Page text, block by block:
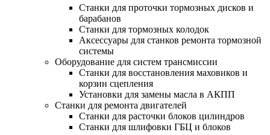
Станки для проточки тормозных дисков и
барабанов
Станки для тормозных колодок
Аксессуары для станков ремонта тормозной
системы
Оборудование для систем трансмиссии
Станки для восстановления маховиков и
корзин сцепления
Установки для замены масла в АКПП
Станки для ремонта двигателей
Станки для расточки блоков цилиндров
Станки для шлифовки ГБЦ и блоков